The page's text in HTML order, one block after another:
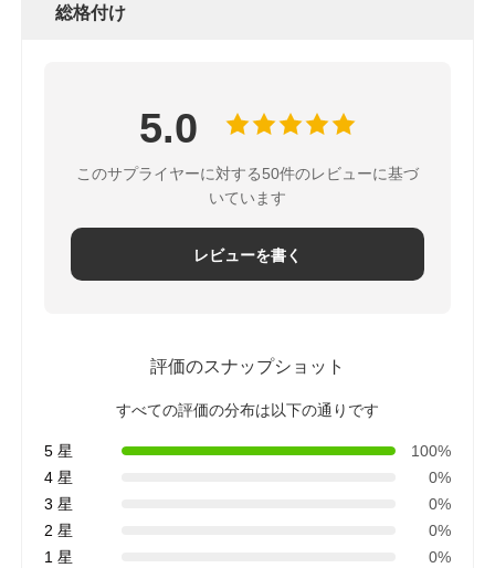
総格付け
5.0
このサプライヤーに対する50件のレビューに基づ
いています
レビューを書く
評価のスナップショット
すべての評価の分布は以下の通りです
5 星
100%
4 星
0%
3 星
0%
2 星
0%
1 星
0%